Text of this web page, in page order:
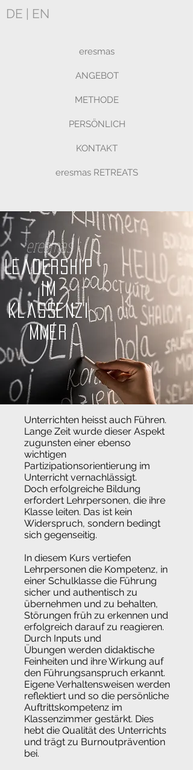
DE | EN
eresmas
ANGEBOT
METHODE
PERSÖNLICH
KONTAKT
eresmas RETREATS
eresmas
Leadership
im
klassenzi
mmer
Unterrichten heisst auch Führen.
Lange Zeit wurde dieser Aspekt
zugunsten einer ebenso
wichtigen
Partizipationsorientierung im
Unterricht vernachlässigt.
Doch erfolgreiche Bildung
erfordert Lehrpersonen, die ihre
Klasse leiten. Das ist kein
Widerspruch, sondern bedingt
sich gegenseitig.
In diesem Kurs vertiefen
Lehrpersonen die Kompetenz, in
einer Schulklasse die Führung
sicher und authentisch zu
übernehmen und zu behalten,
Störungen früh zu erkennen und
erfolgreich darauf zu reagieren.
Durch Inputs und
Übungen werden didaktische
Feinheiten und ihre Wirkung auf
den Führungsanspruch erkannt.
Eigene Verhaltensweisen werden
reflektiert und so die persönliche
Auftrittskompetenz im
Klassenzimmer gestärkt. Dies
hebt die Qualität des Unterrichts
und trägt zu Burnoutprävention
bei.